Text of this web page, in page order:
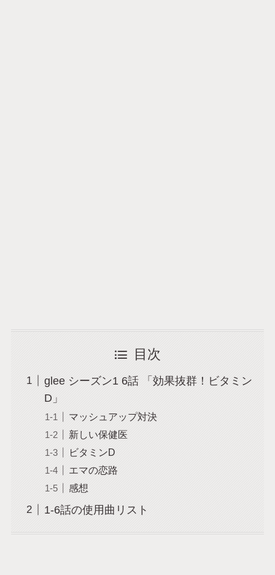
目次
glee シーズン1 6話 「効果抜群！ビタミン
D」
マッシュアップ対決
新しい保健医
ビタミンD
エマの恋路
感想
1-6話の使用曲リスト